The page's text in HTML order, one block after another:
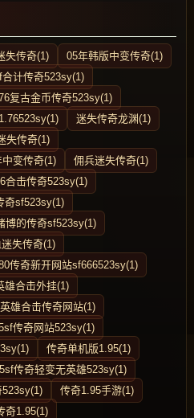
失传奇(1)
05年韩版中变传奇(1)
合计传奇523sy(1)
复古金币传奇523sy(1)
迷失传奇龙渊(1)
失传奇(1)
中变传奇(1)
佣兵迷失传奇(1)
合击传奇523sy(1)
奇sf523sy(1)
博的传奇sf523sy(1)
失传奇(1)
传奇新开网站sf666523sy(1)
雄合击外挂(1)
英雄合击传奇网站(1)
传奇网站523sy(1)
传奇单机版1.95(1)
传奇轻变无英雄523sy(1)
传奇1.95手游(1)
奇1.95(1)